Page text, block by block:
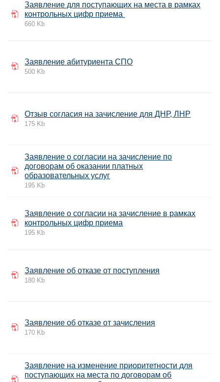
Заявление для поступающих на места в рамках
контрольных цифр приема
660 Kb
Заявление абитуриента СПО
500 Kb
Отзыв согласия на зачисление для ДНР, ЛНР
175 Kb
Заявление о согласии на зачисление по
договорам об оказании платных
образовательных услуг
195 Kb
Заявление о согласии на зачисление в рамках
контрольных цифр приема
195 Kb
Заявление об отказе от поступления
180 Kb
Заявление об отказе от зачисления
170 Kb
Заявление на изменение приоритетности для
поступающих на места по договорам об